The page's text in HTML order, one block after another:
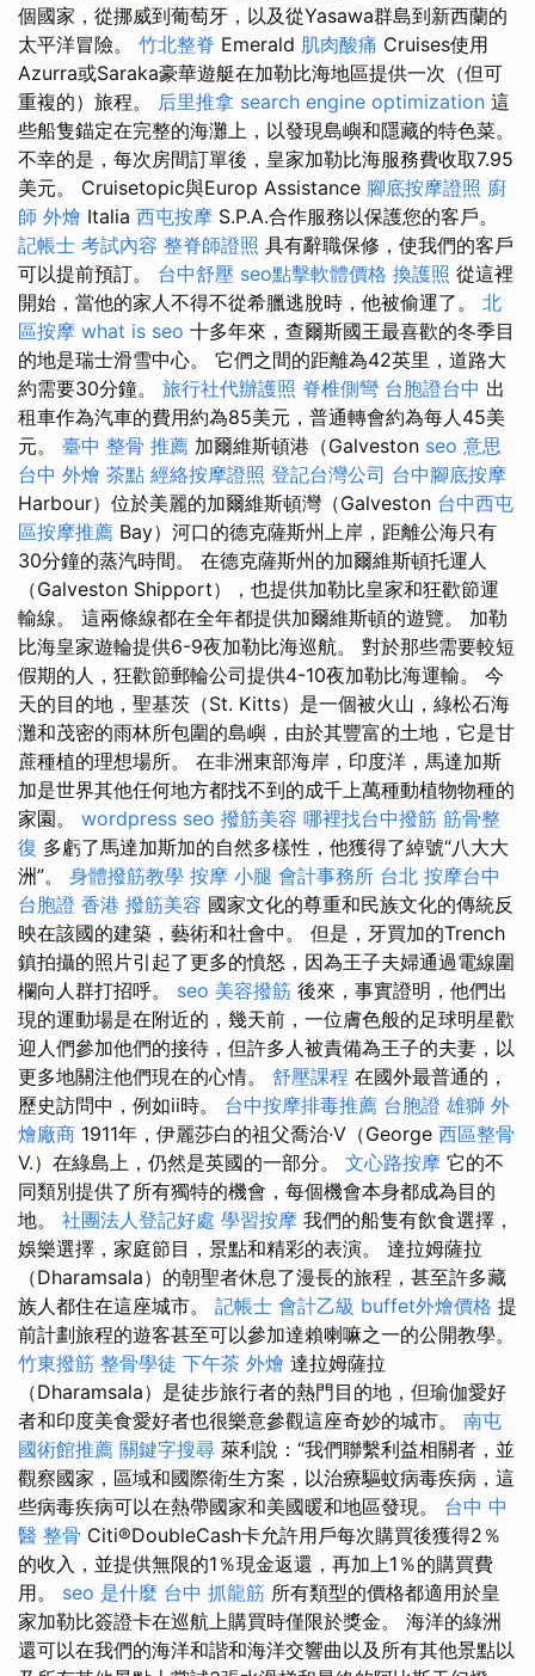
個國家，從挪威到葡萄牙，以及從Yasawa群島到新西蘭的
太平洋冒險。 竹北整脊 Emerald 肌肉酸痛 Cruises使用
Azurra或Saraka豪華遊艇在加勒比海地區提供一次（但可
重複的）旅程。 后里推拿 search engine optimization 這
些船隻錨定在完整的海灘上，以發現島嶼和隱藏的特色菜。
不幸的是，每次房間訂單後，皇家加勒比海服務費收取7.95
美元。 Cruisetopic與Europ Assistance 腳底按摩證照 廚
師 外燴 Italia 西屯按摩 S.P.A.合作服務以保護您的客戶。
記帳士 考試內容 整脊師證照 具有辭職保修，使我們的客戶
可以提前預訂。 台中舒壓 seo點擊軟體價格 換護照 從這裡
開始，當他的家人不得不從希臘逃脫時，他被偷運了。 北
區按摩 what is seo 十多年來，查爾斯國王最喜歡的冬季目
的地是瑞士滑雪中心。 它們之間的距離為42英里，道路大
約需要30分鐘。 旅行社代辦護照 脊椎側彎 台胞證台中 出
租車作為汽車的費用約為85美元，普通轉會約為每人45美
元。 臺中 整骨 推薦 加爾維斯頓港（Galveston seo 意思
台中 外燴 茶點 經絡按摩證照 登記台灣公司 台中腳底按摩
Harbour）位於美麗的加爾維斯頓灣（Galveston 台中西屯
區按摩推薦 Bay）河口的德克薩斯州上岸，距離公海只有
30分鐘的蒸汽時間。 在德克薩斯州的加爾維斯頓托運人
（Galveston Shipport），也提供加勒比皇家和狂歡節運
輸線。 這兩條線都在全年都提供加爾維斯頓的遊覽。 加勒
比海皇家遊輪提供6-9夜加勒比海巡航。 對於那些需要較短
假期的人，狂歡節郵輪​​公司提供4-10夜加勒比海運輸。 今
天的目的地，聖基茨（St. Kitts）是一個被火山，綠松石海
灘和茂密的雨林所包圍的島嶼，由於其豐富的土地，它是甘
蔗種植的理想場所。 在非洲東部海岸，印度洋，馬達加斯
加是世界其他任何地方都找不到的成千上萬種動植物物種的
家園。 wordpress seo 撥筋美容 哪裡找台中撥筋 筋骨整
復 多虧了馬達加斯加的自然多樣性，他獲得了綽號“八大大
洲”。 身體撥筋教學 按摩 小腿 會計事務所 台北 按摩台中
台胞證 香港 撥筋美容 國家文化的尊重和民族文化的傳統反
映在該國的建築，藝術和社會中。 但是，牙買加的Trench
鎮拍攝的照片引起了更多的憤怒，因為王子夫婦通過電線圍
欄向人群打招呼。 seo 美容撥筋 後來，事實證明，他們出
現的運動場是在附近的，幾天前，一位膚色般的足球明星歡
迎人們參加他們的接待，但許多人被責備為王子的夫妻，以
更多地關注他們現在的心情。 舒壓課程 在國外最普通的，
歷史訪問中，例如ii時。 台中按摩排毒推薦 台胞證 雄獅 外
燴廠商 1911年，伊麗莎白的祖父喬治·V（George 西區整骨
V.）在綠島上，仍然是英國的一部分。 文心路按摩 它的不
同類別提供了所有獨特的機會，每個機會本身都成為目的
地。 社團法人登記好處 學習按摩 我們的船隻有飲食選擇，
娛樂選擇，家庭節目，景點和精彩的表演。 達拉姆薩拉
（Dharamsala）的朝聖者休息了漫長的旅程，甚至許多藏
族人都住在這座城市。 記帳士 會計乙級 buffet外燴價格 提
前計劃旅程的遊客甚至可以參加達賴喇嘛之一的公開教學。
竹東撥筋 整骨學徒 下午茶 外燴 達拉姆薩拉
（Dharamsala）是徒步旅行者的熱門目的地，但瑜伽愛好
者和印度美食愛好者也很樂意參觀這座奇妙的城市。 南屯
國術館推薦 關鍵字搜尋 萊利說：“我們聯繫利益相關者，並
觀察國家，區域和國際衛生方案，以治療驅蚊病毒疾病，這
些病毒疾病可以在熱帶國家和美國暖和地區發現。 台中 中
醫 整骨 Citi®DoubleCash卡允許用戶每次購買後獲得2％
的收入，並提供無限的1％現金返還，再加上1％的購買費
用。 seo 是什麼 台中 抓龍筋 所有類型的價格都適用於皇
家加勒比簽證卡在巡航上購買時僅限於獎金。 海洋的綠洲
還可以在我們的海洋和諧和海洋交響曲以及所有其他景點以